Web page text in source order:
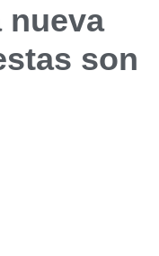
nueva
son